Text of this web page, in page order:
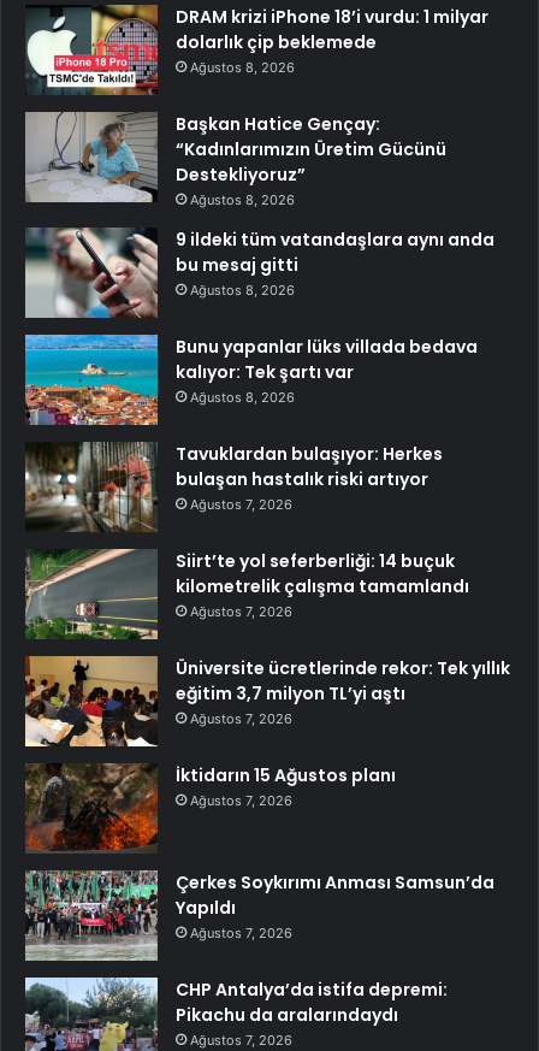
DRAM krizi iPhone 18’i vurdu: 1 milyar
dolarlık çip beklemede
Ağustos 8, 2026
Başkan Hatice Gençay:
“Kadınlarımızın Üretim Gücünü
Destekliyoruz”
Ağustos 8, 2026
9 ildeki tüm vatandaşlara aynı anda
bu mesaj gitti
Ağustos 8, 2026
Bunu yapanlar lüks villada bedava
kalıyor: Tek şartı var
Ağustos 8, 2026
Tavuklardan bulaşıyor: Herkes
bulaşan hastalık riski artıyor
Ağustos 7, 2026
Siirt’te yol seferberliği: 14 buçuk
kilometrelik çalışma tamamlandı
Ağustos 7, 2026
Üniversite ücretlerinde rekor: Tek yıllık
eğitim 3,7 milyon TL’yi aştı
Ağustos 7, 2026
İktidarın 15 Ağustos planı
Ağustos 7, 2026
Çerkes Soykırımı Anması Samsun’da
Yapıldı
Ağustos 7, 2026
CHP Antalya’da istifa depremi:
Pikachu da aralarındaydı
Ağustos 7, 2026